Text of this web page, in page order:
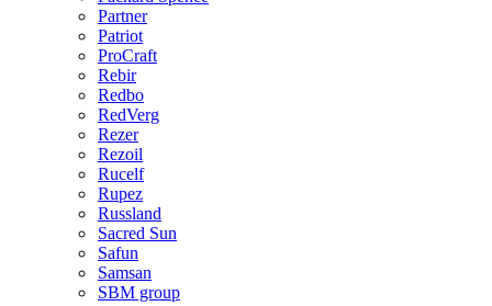
Partner
Patriot
ProCraft
Rebir
Redbo
RedVerg
Rezer
Rezoil
Rucelf
Rupez
Russland
Sacred Sun
Safun
Samsan
SBM group